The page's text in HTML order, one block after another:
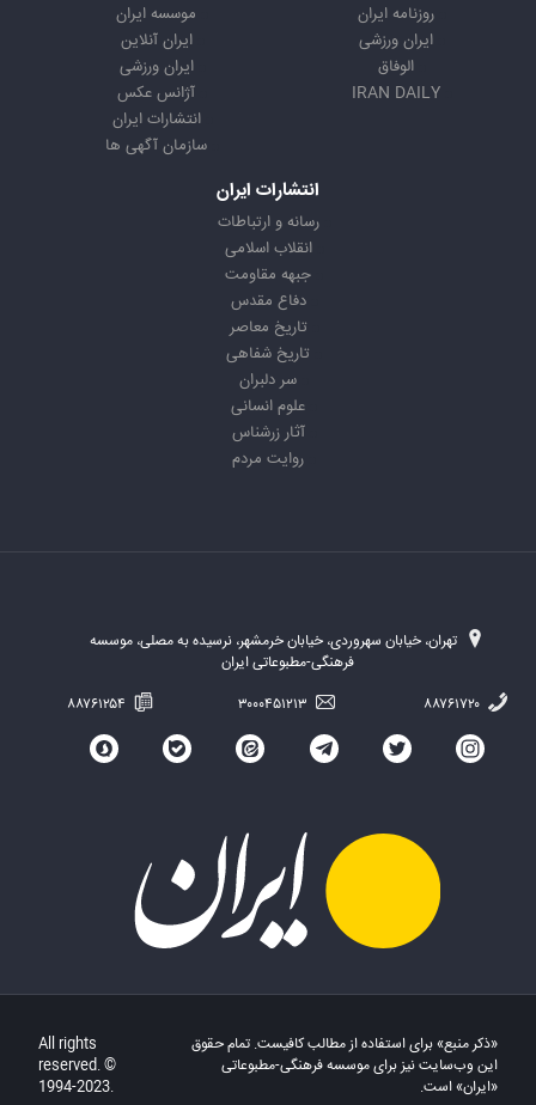
روزنامه ایران
ایران ورزشی
الوفاق
IRAN DAILY
موسسه ایران
ایران آنلاین
ایران ورزشی
آژانس عکس
انتشارات ایران
سازمان آگهی ها
انتشارات ایران
رسانه و ارتباطات
انقلاب اسلامی
جبهه مقاومت
دفاع مقدس
تاریخ معاصر
تاریخ شفاهی
سر دلبران
علوم انسانی
آثار زرشناس
روایت مردم
تهران، خیابان سهروردی، خیابان خرمشهر، نرسیده به مصلی، موسسه
فرهنگی-مطبوعاتی ایران
«ذکر منبع» برای استفاده از مطالب کافیست. تمام حقوق
این وب‌سایت نیز برای موسسه فرهنگی-مطبوعاتی
«ایران» است.
All rights
reserved. ©
1994-2023.